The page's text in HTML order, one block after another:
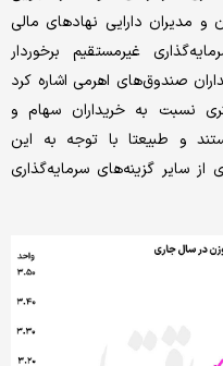
و مدیران دارایی نهادهای مالی
غیرمستقیم برخوردار
صندوق‌های اهرمی اشاره کرد
نسبت به خریداران سهام و
و طبیعتا با توجه به این
از سایر گزینه‌‌‌های سرمایه‌گذاری